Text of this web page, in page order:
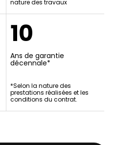
nature des travaux
10
Ans de garantie
décennale*
*Selon la nature des
prestations réalisées et les
conditions du contrat.